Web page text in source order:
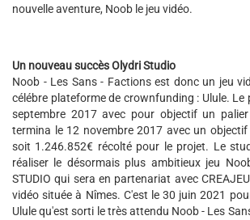
nouvelle aventure, Noob le jeu vidéo.
Un nouveau succès Olydri Studio
Noob - Les Sans - Factions est donc un jeu
célébre plateforme de crownfunding : Ulule. Le
septembre 2017 avec pour objectif un
termina le 12 novembre 2017 avec un objectif
soit 1.246.852€ récolté pour le projet. Le
réaliser le désormais plus ambitieux jeu
STUDIO qui sera en partenariat avec
vidéo située à Nîmes. C'est le 30 juin 2021
Ulule qu'est sorti le très attendu Noob - Les